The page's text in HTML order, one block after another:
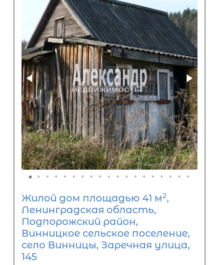
Жилой дом площадью 41 м2,
Ленинградская область,
Подпорожский район,
Винницкое сельское поселение,
село Винницы, Заречная улица,
145